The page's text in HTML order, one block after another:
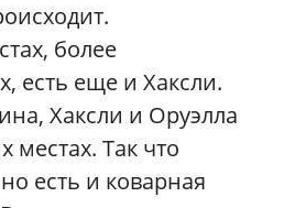
более
есть еще и Хаксли.
Хаксли и Оруэлла
местах. Так что
есть и коварная